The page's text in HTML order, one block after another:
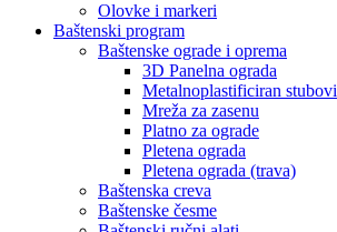
Olovke i markeri
Baštenski program
Baštenske ograde i oprema
3D Panelna ograda
Metalnoplastificiran stubovi
Mreža za zasenu
Platno za ograde
Pletena ograda
Pletena ograda (trava)
Baštenska creva
Baštenske česme